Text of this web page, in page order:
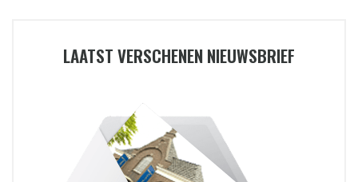
LAATST VERSCHENEN NIEUWSBRIEF